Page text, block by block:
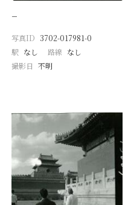
−
写真ID 3702-017981-0
駅 なし 路線 なし
撮影日 不明